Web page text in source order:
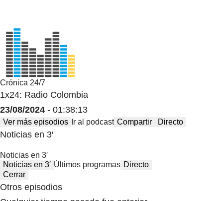
Crónica 24/7
1x24: Radio Colombia
23/08/2024 - 01:38:13
Ver más episodios Ir al podcast Compartir Directo
Noticias en 3′
Noticias en 3′
Noticias en 3′ Últimos programas Directo
Cerrar
Otros episodios